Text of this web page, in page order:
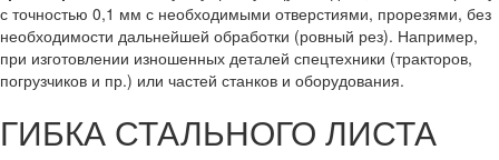
с точностью 0,1 мм с необходимыми отверстиями, прорезями, без
необходимости дальнейшей обработки (ровный рез). Например,
при изготовлении изношенных деталей спецтехники (тракторов,
погрузчиков и пр.) или частей станков и оборудования.
ГИБКА СТАЛЬНОГО ЛИСТА